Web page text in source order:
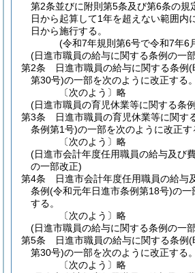
第2条並びに附則第5条及び第6条の規
日から起算して1年を超えない範囲内
日から施行する。
(令和7年規則第6号で令和7年6
(日進市職員の給与に関する条例の一
第2条
日進市職員の給与に関する条例(
第30号)の一部を次のように改正する。
〔次のよう〕略
(日進市職員の育児休業等に関する条
第3条
日進市職員の育児休業等に関す
条例第1号)の一部を次のように改正す
〔次のよう〕略
(日進市会計年度任用職員の給与及び
の一部改正)
第4条
日進市会計年度任用職員の給与
条例(令和元年日進市条例第18号)の一
する。
〔次のよう〕略
(日進市職員の給与に関する条例の一
第5条
日進市職員の給与に関する条例(
第30号)の一部を次のように改正する。
〔次のよう〕略